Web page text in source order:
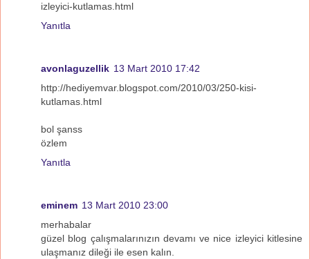
izleyici-kutlamas.html
Yanıtla
avonlaguzellik 13 Mart 2010 17:42
http://hediyemvar.blogspot.com/2010/03/250-kisi-
kutlamas.html
bol şanss
özlem
Yanıtla
eminem 13 Mart 2010 23:00
merhabalar
güzel blog çalışmalarınızın devamı ve nice izleyici kitlesine
ulaşmanız dileği ile esen kalın.